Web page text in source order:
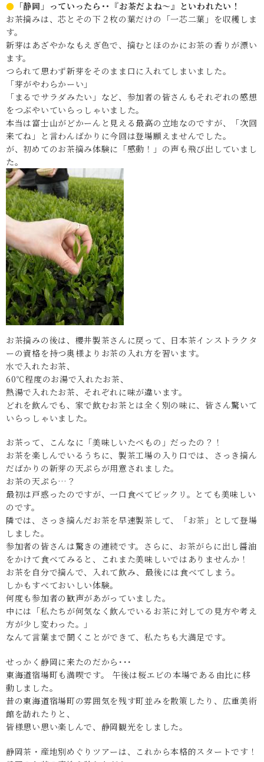
● 「静岡」っていったら･･『お茶だよね～』といわれたい！
お茶摘みは、芯とその下２枚の葉だけの「一芯二葉」を収穫しま
す。
新芽はあざやかなもえぎ色で、摘むとほのかにお茶の香りが漂い
ます。
つられて思わず新芽をそのまま口に入れてしまいました。
「芽がやわらかーい」
「まるでサラダみたい」など、参加者の皆さんもそれぞれの感想
をつぶやいていらっしゃいました。
本当は富士山がどかーんと見える最高の立地なのですが、「次回
来てね」と言わんばかりに今回は登場願えませんでした。
が、初めてのお茶摘み体験に「感動！」の声も飛び出していまし
た。
お茶摘みの後は、櫻井製茶さんに戻って、日本茶インストラクタ
ーの資格を持つ奥様よりお茶の入れ方を習います。
水で入れたお茶、
60℃程度のお湯で入れたお茶、
熱湯で入れたお茶、それぞれに味が違います。
どれを飲んでも、家で飲むお茶とは全く別の味に、皆さん驚いて
いらっしゃいました。
お茶って、こんなに「美味しいたべもの」だったの？！
お茶を楽しんでいるうちに、製茶工場の入り口では、さっき摘ん
だばかりの新芽の天ぷらが用意されました。
お茶の天ぷら…？
最初は戸惑ったのですが、一口食べてビックリ。とても美味しい
のです。
隣では、さっき摘んだお茶を早速製茶して、「お茶」として登場
しました。
参加者の皆さんは驚きの連続です。さらに、お茶がらに出し醤油
をかけて食べてみると、これまた美味しいではありませんか！
お茶を自分で摘んで、入れて飲み、最後には食べてしまう。
しかもすべておいしい体験。
何度も参加者の歓声があがっていました。
中には「私たちが何気なく飲んでいるお茶に対しての見方や考え
方が少し変わった。」
なんて言葉まで聞くことができて、私たちも大満足です。
せっかく静岡に来たのだから･･･
東海道宿場町も満喫です。 午後は桜エビの本場である由比に移
動しました。
昔の東海道宿場町の雰囲気を残す町並みを散策したり、広重美術
館を訪れたりと、
皆様思い思い楽しんで、静岡観光をしました。
静岡茶・産地別めぐりツアーは、これから本格的スタートです！